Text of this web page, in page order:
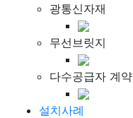
광통신자재
무선브릿지
다수공급자 계약
설치사례